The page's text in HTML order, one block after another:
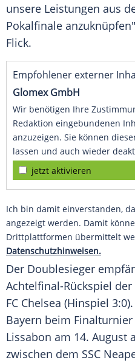
unsere Leistungen aus
Pokalfinale
Flick.
Empfohlener externer
Glomex GmbH
Wir benötigen Ihre
Redaktion eingebundenen
anzuzeigen. Sie können
lassen und auch wieder
jetzt aktivieren
Ich bin damit einverstanden,
angezeigt werden. Damit
Drittplattformen übermittelt
Datenschutzhinweisen.
Der Doublesieger
Achtelfinal-Rückspiel der
FC Chelsea (Hinspiel
Bayern beim
Lissabon am 14. August
zwischen dem SSC